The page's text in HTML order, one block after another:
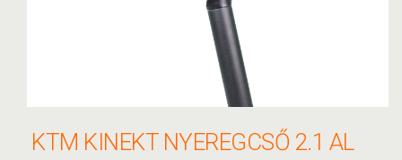
KTM KINEKT NYEREGCSŐ 2.1 AL